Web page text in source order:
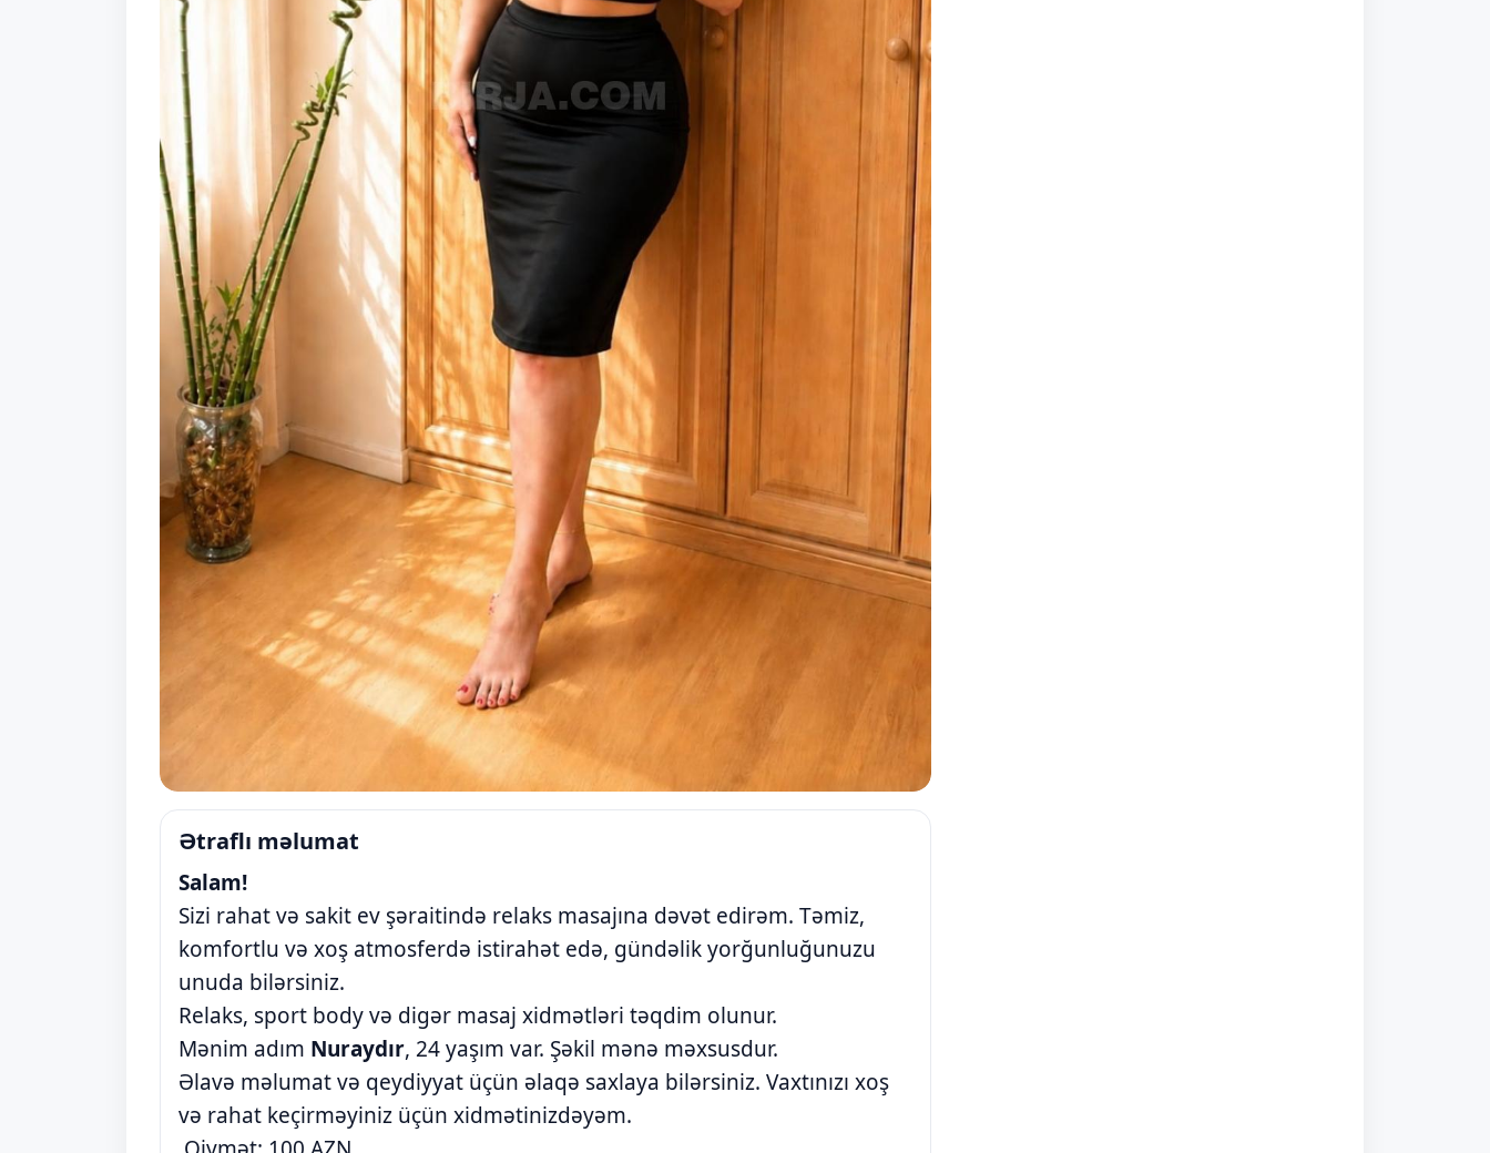
Ətraflı məlumat
Salam!
Sizi rahat və sakit ev şəraitində relaks masajına dəvət edirəm. Təmiz,
komfortlu və xoş atmosferdə istirahət edə, gündəlik yorğunluğunuzu
unuda bilərsiniz.
Relaks, sport body və digər masaj xidmətləri təqdim olunur.
Mənim adım Nuraydır, 24 yaşım var. Şəkil mənə məxsusdur.
Əlavə məlumat və qeydiyyat üçün əlaqə saxlaya bilərsiniz. Vaxtınızı xoş
və rahat keçirməyiniz üçün xidmətinizdəyəm.